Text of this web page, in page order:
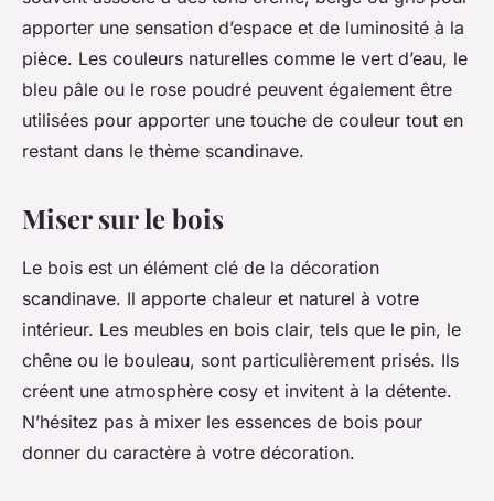
apporter une sensation d’espace et de luminosité à la
pièce. Les couleurs naturelles comme le vert d’eau, le
bleu pâle ou le rose poudré peuvent également être
utilisées pour apporter une touche de couleur tout en
restant dans le thème scandinave.
Miser sur le bois
Le bois est un élément clé de la décoration
scandinave. Il apporte chaleur et naturel à votre
intérieur. Les meubles en bois clair, tels que le pin, le
chêne ou le bouleau, sont particulièrement prisés. Ils
créent une atmosphère cosy et invitent à la détente.
N’hésitez pas à mixer les essences de bois pour
donner du caractère à votre décoration.